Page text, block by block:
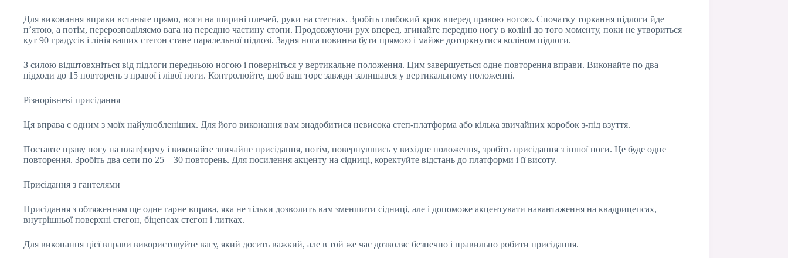
Для виконання вправи встаньте прямо, ноги на ширині плечей, руки на стегнах. Зробіть глибокий крок вперед правою ногою. Спочатку торкання підлоги йде
п’ятою, а потім, перерозподіляємо вага на передню частину стопи. Продовжуючи рух вперед, згинайте передню ногу в коліні до того моменту, поки не утвориться
кут 90 градусів і лінія ваших стегон стане паралельної підлозі. Задня нога повинна бути прямою і майже доторкнутися коліном підлоги.
З силою відштовхніться від підлоги передньою ногою і поверніться у вертикальне положення. Цим завершується одне повторення вправи. Виконайте по два
підходи до 15 повторень з правої і лівої ноги. Контролюйте, щоб ваш торс завжди залишався у вертикальному положенні.
Різнорівневі присідання
Ця вправа є одним з моїх найулюбленіших. Для його виконання вам знадобитися невисока степ-платформа або кілька звичайних коробок з-під взуття.
Поставте праву ногу на платформу і виконайте звичайне присідання, потім, повернувшись у вихідне положення, зробіть присідання з іншої ноги. Це буде одне
повторення. Зробіть два сети по 25 – 30 повторень. Для посилення акценту на сідниці, коректуйте відстань до платформи і її висоту.
Присідання з гантелями
Присідання з обтяженням ще одне гарне вправа, яка не тільки дозволить вам зменшити сідниці, але і допоможе акцентувати навантаження на квадрицепсах,
внутрішньої поверхні стегон, біцепсах стегон і литках.
Для виконання цієї вправи використовуйте вагу, який досить важкий, але в той же час дозволяє безпечно і правильно робити присідання.